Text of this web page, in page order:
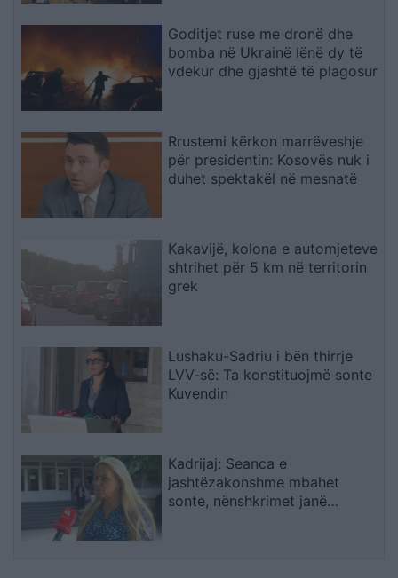
Goditjet ruse me dronë dhe
bomba në Ukrainë lënë dy të
vdekur dhe gjashtë të plagosur
Rrustemi kërkon marrëveshje
për presidentin: Kosovës nuk i
duhet spektakël në mesnatë
Kakavijë, kolona e automjeteve
shtrihet për 5 km në territorin
grek
Lushaku-Sadriu i bën thirrje
LVV-së: Ta konstituojmë sonte
Kuvendin
Kadrijaj: Seanca e
jashtëzakonshme mbahet
sonte, nënshkrimet janë